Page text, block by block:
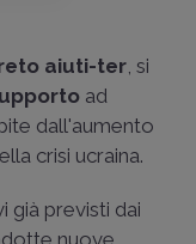
aiuti-ter , si
ad
dall'aumento
crisi ucraina.
già previsti dai
nuove